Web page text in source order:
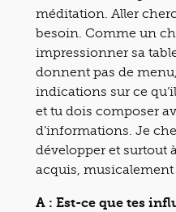
méditation. Aller
besoin. Comme un
impressionner sa
donnent pas de
indications sur ce
et tu dois composer
d’informations. Je
développer et surtout
acquis,
A : Est-ce que tes